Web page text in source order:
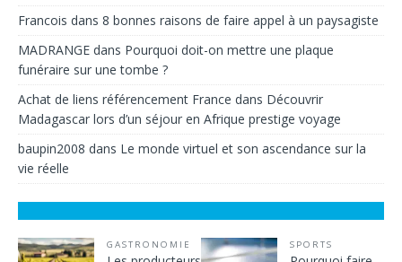
Francois dans 8 bonnes raisons de faire appel à un paysagiste
MADRANGE dans Pourquoi doit-on mettre une plaque
funéraire sur une tombe ?
Achat de liens référencement France dans Découvrir
Madagascar lors d’un séjour en Afrique prestige voyage
baupin2008 dans Le monde virtuel et son ascendance sur la
vie réelle
GASTRONOMIE SPORTS